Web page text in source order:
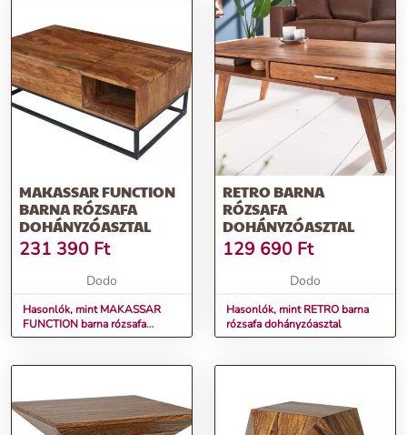
MAKASSAR FUNCTION
BARNA RÓZSAFA
DOHÁNYZÓASZTAL
231 390 Ft
Dodo
Hasonlók, mint MAKASSAR
FUNCTION barna rózsafa
dohányzóasztal
RETRO BARNA
RÓZSAFA
DOHÁNYZÓASZTAL
129 690 Ft
Dodo
Hasonlók, mint RETRO barna
rózsafa dohányzóasztal